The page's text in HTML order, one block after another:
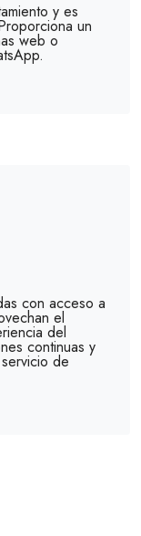
con acceso a
el
del
continuas y
de
y es
un
web o